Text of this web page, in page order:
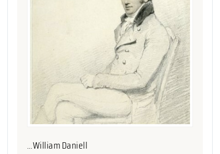
…William Daniell